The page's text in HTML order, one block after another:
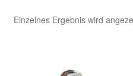
Einzelnes Ergebnis wird